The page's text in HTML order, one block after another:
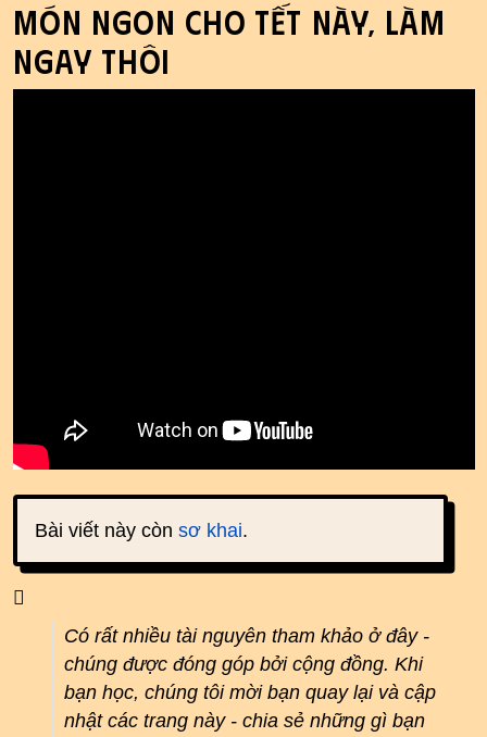
Món ngon cho Tết này, làm
ngay thôi
Bài viết này còn sơ khai.
Có rất nhiều tài nguyên tham khảo ở đây -
chúng được đóng góp bởi cộng đồng. Khi
bạn học, chúng tôi mời bạn quay lại và cập
nhật các trang này - chia sẻ những gì bạn